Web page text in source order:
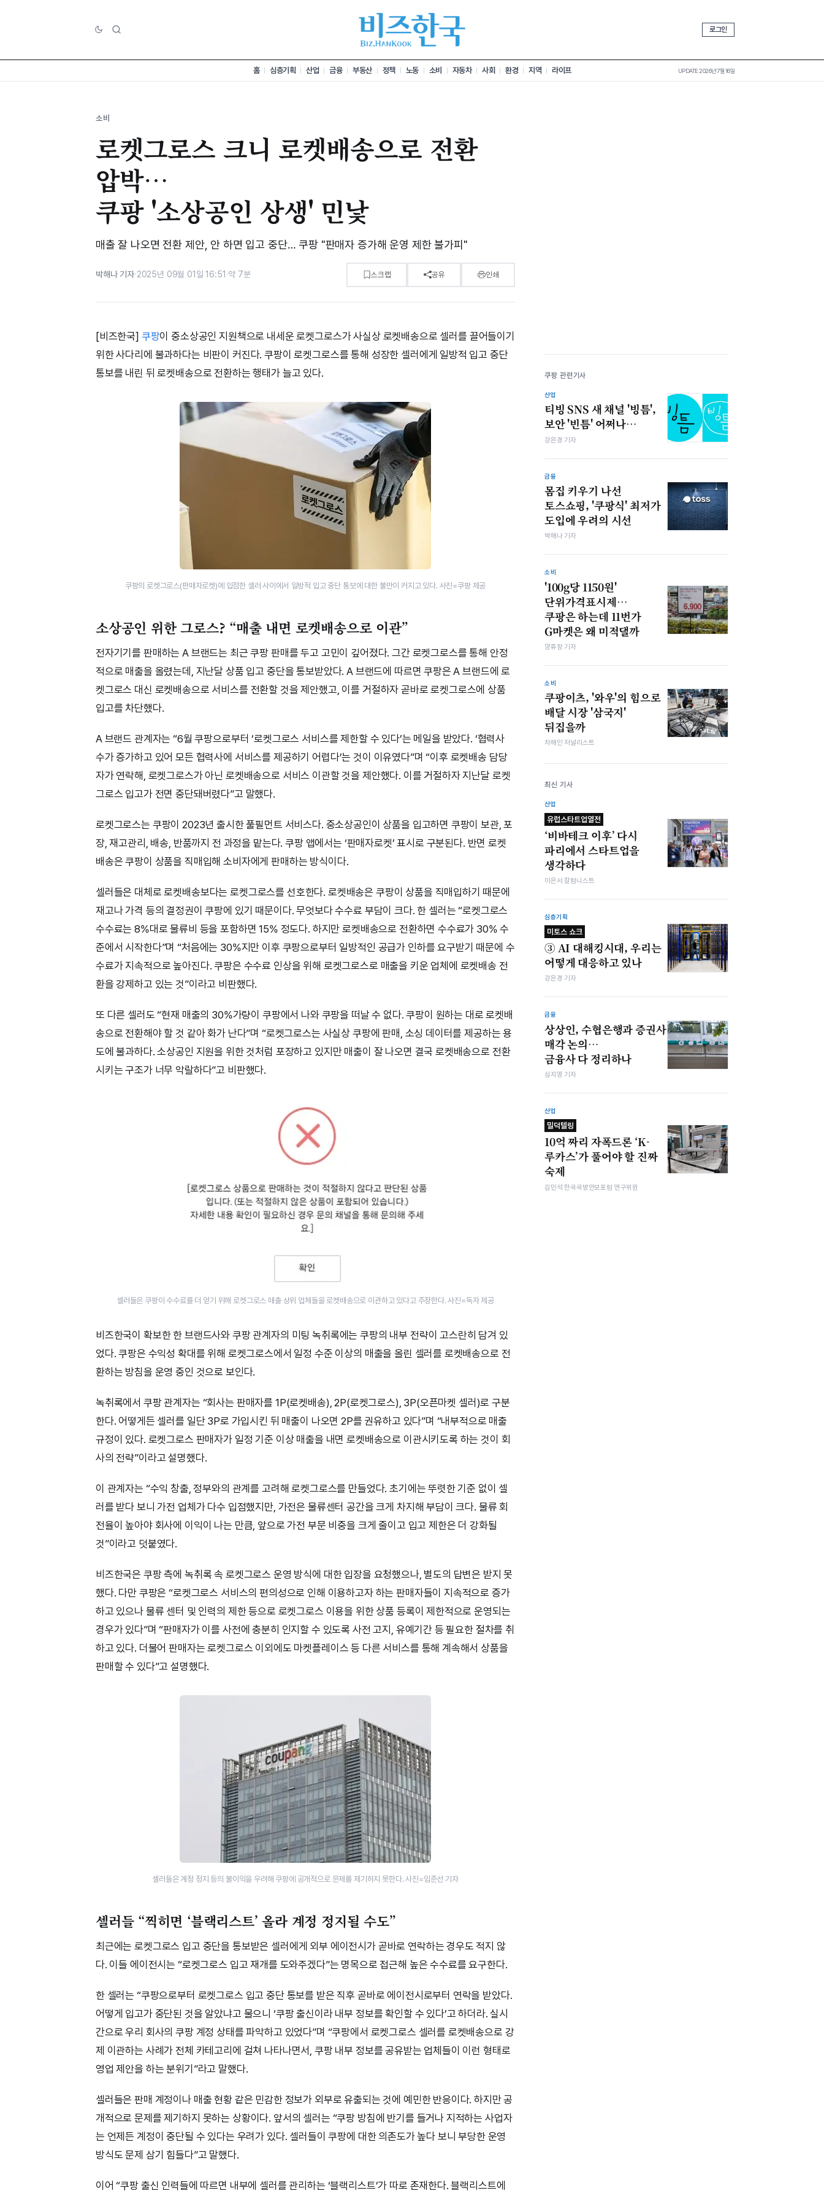
로그인
홈 심층기획 산업 금융 부동산 정책 노동 소비 자동차 사회 환경 지역 라이프 UPDATE 2026년 7월 16일
소비
로켓그로스 크니 로켓배송으로 전환
압박…
쿠팡 '소상공인 상생' 민낯
매출 잘 나오면 전환 제안, 안 하면 입고 중단… 쿠팡 "판매자 증가해 운영 제한 불가피"
박해나 기자·2025년 09월 01일 16:51 ·약 7분 스크랩 공유 인쇄
[비즈한국] 쿠팡이 중소상공인 지원책으로 내세운 로켓그로스가 사실상 로켓배송으로 셀러를 끌어들이기
위한 사다리에 불과하다는 비판이 커진다. 쿠팡이 로켓그로스를 통해 성장한 셀러에게 일방적 입고 중단
통보를 내린 뒤 로켓배송으로 전환하는 행태가 늘고 있다.
쿠팡의 로켓그로스(판매자로켓)에 입점한 셀러 사이에서 일방적 입고 중단 통보에 대한 불만이 커지고 있다. 사진=쿠팡 제공
소상공인 위한 그로스? “매출 내면 로켓배송으로 이관”
전자기기를 판매하는 A 브랜드는 최근 쿠팡 판매를 두고 고민이 깊어졌다. 그간 로켓그로스를 통해 안정
적으로 매출을 올렸는데, 지난달 상품 입고 중단을 통보받았다. A 브랜드에 따르면 쿠팡은 A 브랜드에 로
켓그로스 대신 로켓배송으로 서비스를 전환할 것을 제안했고, 이를 거절하자 곧바로 로켓그로스에 상품
입고를 차단했다.
A 브랜드 관계자는 “6월 쿠팡으로부터 ‘로켓그로스 서비스를 제한할 수 있다’는 메일을 받았다. ‘협력사
수가 증가하고 있어 모든 협력사에 서비스를 제공하기 어렵다’는 것이 이유였다”며 “이후 로켓배송 담당
자가 연락해, 로켓그로스가 아닌 로켓배송으로 서비스 이관할 것을 제안했다. 이를 거절하자 지난달 로켓
그로스 입고가 전면 중단돼버렸다”고 말했다.
로켓그로스는 쿠팡이 2023년 출시한 풀필먼트 서비스다. 중소상공인이 상품을 입고하면 쿠팡이 보관, 포
장, 재고관리, 배송, 반품까지 전 과정을 맡는다. 쿠팡 앱에서는 ‘판매자로켓’ 표시로 구분된다. 반면 로켓
배송은 쿠팡이 상품을 직매입해 소비자에게 판매하는 방식이다.
셀러들은 대체로 로켓배송보다는 로켓그로스를 선호한다. 로켓배송은 쿠팡이 상품을 직매입하기 때문에
재고나 가격 등의 결정권이 쿠팡에 있기 때문이다. 무엇보다 수수료 부담이 크다. 한 셀러는 “로켓그로스
수수료는 8%대로 물류비 등을 포함하면 15% 정도다. 하지만 로켓배송으로 전환하면 수수료가 30% 수
준에서 시작한다”며 “처음에는 30%지만 이후 쿠팡으로부터 일방적인 공급가 인하를 요구받기 때문에 수
수료가 지속적으로 높아진다. 쿠팡은 수수료 인상을 위해 로켓그로스로 매출을 키운 업체에 로켓배송 전
환을 강제하고 있는 것”이라고 비판했다.
또 다른 셀러도 “현재 매출의 30%가량이 쿠팡에서 나와 쿠팡을 떠날 수 없다. 쿠팡이 원하는 대로 로켓배
송으로 전환해야 할 것 같아 화가 난다”며 “로켓그로스는 사실상 쿠팡에 판매, 소싱 데이터를 제공하는 용
도에 불과하다. 소상공인 지원을 위한 것처럼 포장하고 있지만 매출이 잘 나오면 결국 로켓배송으로 전환
시키는 구조가 너무 악랄하다”고 비판했다.
셀러들은 쿠팡이 수수료를 더 얻기 위해 로켓그로스 매출 상위 업체들을 로켓배송으로 이관하고 있다고 주장한다. 사진=독자 제공
비즈한국이 확보한 한 브랜드사와 쿠팡 관계자의 미팅 녹취록에는 쿠팡의 내부 전략이 고스란히 담겨 있
었다. 쿠팡은 수익성 확대를 위해 로켓그로스에서 일정 수준 이상의 매출을 올린 셀러를 로켓배송으로 전
환하는 방침을 운영 중인 것으로 보인다.
녹취록에서 쿠팡 관계자는 “회사는 판매자를 1P(로켓배송), 2P(로켓그로스), 3P(오픈마켓 셀러)로 구분
한다. 어떻게든 셀러를 일단 3P로 가입시킨 뒤 매출이 나오면 2P를 권유하고 있다”며 “내부적으로 매출
규정이 있다. 로켓그로스 판매자가 일정 기준 이상 매출을 내면 로켓배송으로 이관시키도록 하는 것이 회
사의 전략”이라고 설명했다.
이 관계자는 “수익 창출, 정부와의 관계를 고려해 로켓그로스를 만들었다. 초기에는 뚜렷한 기준 없이 셀
러를 받다 보니 가전 업체가 다수 입점했지만, 가전은 물류센터 공간을 크게 차지해 부담이 크다. 물류 회
전율이 높아야 회사에 이익이 나는 만큼, 앞으로 가전 부문 비중을 크게 줄이고 입고 제한은 더 강화될
것”이라고 덧붙였다.
비즈한국은 쿠팡 측에 녹취록 속 로켓그로스 운영 방식에 대한 입장을 요청했으나, 별도의 답변은 받지 못
했다. 다만 쿠팡은 “로켓그로스 서비스의 편의성으로 인해 이용하고자 하는 판매자들이 지속적으로 증가
하고 있으나 물류 센터 및 인력의 제한 등으로 로켓그로스 이용을 위한 상품 등록이 제한적으로 운영되는
경우가 있다”며 “판매자가 이를 사전에 충분히 인지할 수 있도록 사전 고지, 유예기간 등 필요한 절차를 취
하고 있다. 더불어 판매자는 로켓그로스 이외에도 마켓플레이스 등 다른 서비스를 통해 계속해서 상품을
판매할 수 있다”고 설명했다.
셀러들은 계정 정지 등의 불이익을 우려해 쿠팡에 공개적으로 문제를 제기하지 못한다. 사진=임준선 기자
셀러들 “찍히면 ‘블랙리스트’ 올라 계정 정지될 수도”
최근에는 로켓그로스 입고 중단을 통보받은 셀러에게 외부 에이전시가 곧바로 연락하는 경우도 적지 않
다. 이들 에이전시는 “로켓그로스 입고 재개를 도와주겠다”는 명목으로 접근해 높은 수수료를 요구한다.
한 셀러는 “쿠팡으로부터 로켓그로스 입고 중단 통보를 받은 직후 곧바로 에이전시로부터 연락을 받았다.
어떻게 입고가 중단된 것을 알았냐고 물으니 ‘쿠팡 출신이라 내부 정보를 확인할 수 있다’고 하더라. 실시
간으로 우리 회사의 쿠팡 계정 상태를 파악하고 있었다”며 “쿠팡에서 로켓그로스 셀러를 로켓배송으로 강
제 이관하는 사례가 전체 카테고리에 걸쳐 나타나면서, 쿠팡 내부 정보를 공유받는 업체들이 이런 형태로
영업 제안을 하는 분위기”라고 말했다.
셀러들은 판매 계정이나 매출 현황 같은 민감한 정보가 외부로 유출되는 것에 예민한 반응이다. 하지만 공
개적으로 문제를 제기하지 못하는 상황이다. 앞서의 셀러는 “쿠팡 방침에 반기를 들거나 지적하는 사업자
는 언제든 계정이 중단될 수 있다는 우려가 있다. 셀러들이 쿠팡에 대한 의존도가 높다 보니 부당한 운영
방식도 문제 삼기 힘들다”고 말했다.
이어 “쿠팡 출신 인력들에 따르면 내부에 셀러를 관리하는 ‘블랙리스트’가 따로 존재한다. 블랙리스트에
쿠팡 관련기사
산업
티빙 SNS 새 채널 '빙틈',
보안 '빈틈' 어쩌나…
강은경 기자
금융
몸집 키우기 나선
토스쇼핑, '쿠팡식' 최저가
도입에 우려의 시선
박해나 기자
소비
'100g당 1150원'
단위가격표시제…
쿠팡은 하는데 11번가
G마켓은 왜 미적댈까
양휴창 기자
소비
쿠팡이츠, '와우'의 힘으로
배달 시장 '삼국지'
뒤집을까
차해인 저널리스트
최신 기사
산업
유럽스타트업열전
‘비바테크 이후’ 다시
파리에서 스타트업을
생각하다
이은서 칼럼니스트
심층기획
미토스 쇼크
③ AI 대해킹시대, 우리는
어떻게 대응하고 있나
강은경 기자
금융
상상인, 수협은행과 증권사
매각 논의…
금융사 다 정리하나
심지영 기자
산업
밀덕텔링
10억 짜리 자폭드론 ‘K-
루카스’가 풀어야 할 진짜
숙제
김민석 한국국방안보포럼 연구위원